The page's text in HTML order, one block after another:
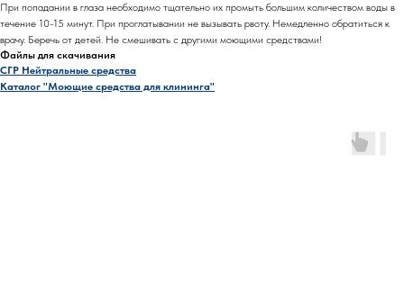
При попадании в глаза необходимо тщательно их промыть большим количеством воды в
течение 10-15 минут. При проглатывании не вызывать рвоту. Немедленно обратиться к
врачу. Беречь от детей. Не смешивать с другими моющими средствами!
Файлы для скачивания
СГР Нейтральные средства
Каталог "Моющие средства для клининга"